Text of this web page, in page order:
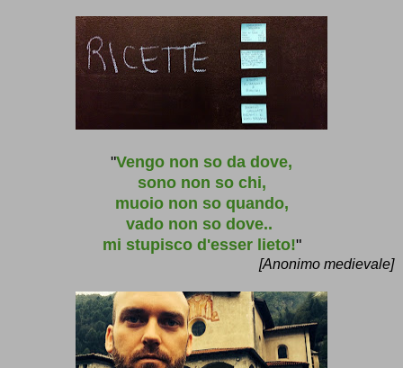
"Vengo non so da dove,
sono non so chi,
muoio non so quando,
vado non so dove..
mi stupisco d'esser lieto!"
[Anonimo medievale]